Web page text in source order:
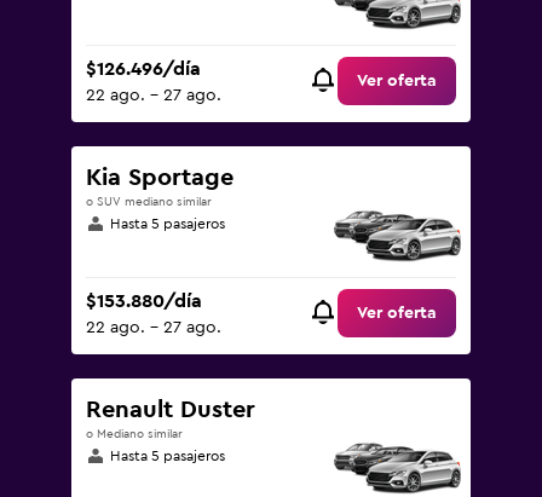
$126.496/día
22 ago. - 27 ago.
Ver oferta
Kia Sportage
o SUV mediano similar
Hasta 5 pasajeros
$153.880/día
22 ago. - 27 ago.
Ver oferta
Renault Duster
o Mediano similar
Hasta 5 pasajeros